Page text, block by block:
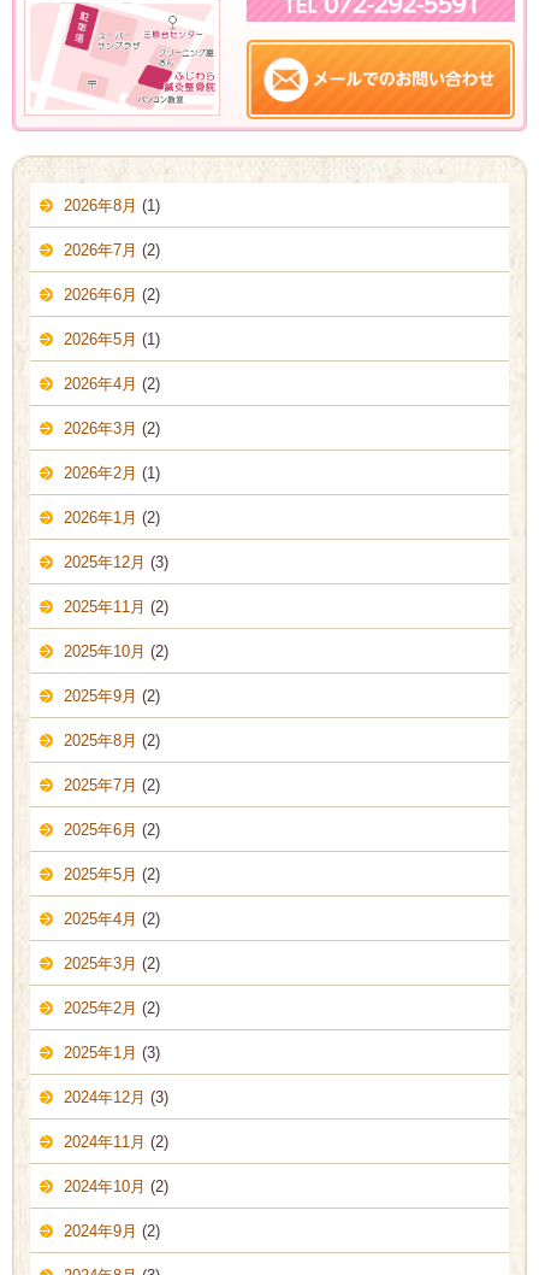
2026年8月 (1)
2026年7月 (2)
2026年6月 (2)
2026年5月 (1)
2026年4月 (2)
2026年3月 (2)
2026年2月 (1)
2026年1月 (2)
2025年12月 (3)
2025年11月 (2)
2025年10月 (2)
2025年9月 (2)
2025年8月 (2)
2025年7月 (2)
2025年6月 (2)
2025年5月 (2)
2025年4月 (2)
2025年3月 (2)
2025年2月 (2)
2025年1月 (3)
2024年12月 (3)
2024年11月 (2)
2024年10月 (2)
2024年9月 (2)